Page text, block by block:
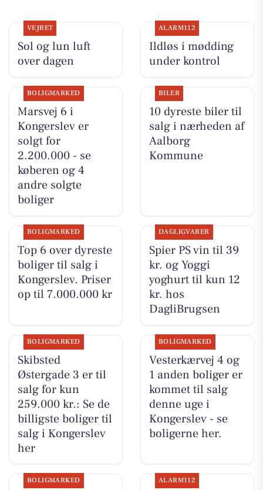
VEJRET
Sol og lun luft
over dagen
ALARM112
Ildløs i mødding
under kontrol
BOLIGMARKED
Marsvej 6 i
Kongerslev er
solgt for
2.200.000 - se
køberen og 4
andre solgte
boliger
BILER
10 dyreste biler til
salg i nærheden af
Aalborg
Kommune
BOLIGMARKED
Top 6 over dyreste
boliger til salg i
Kongerslev. Priser
op til 7.000.000 kr
DAGLIGVARER
Spier PS vin til 39
kr. og Yoggi
yoghurt til kun 12
kr. hos
DagliBrugsen
BOLIGMARKED
Skibsted
Østergade 3 er til
salg for kun
259.000 kr.: Se de
billigste boliger til
salg i Kongerslev
her
BOLIGMARKED
Vesterkærvej 4 og
1 anden boliger er
kommet til salg
denne uge i
Kongerslev - se
boligerne her.
BOLIGMARKED ALARM112